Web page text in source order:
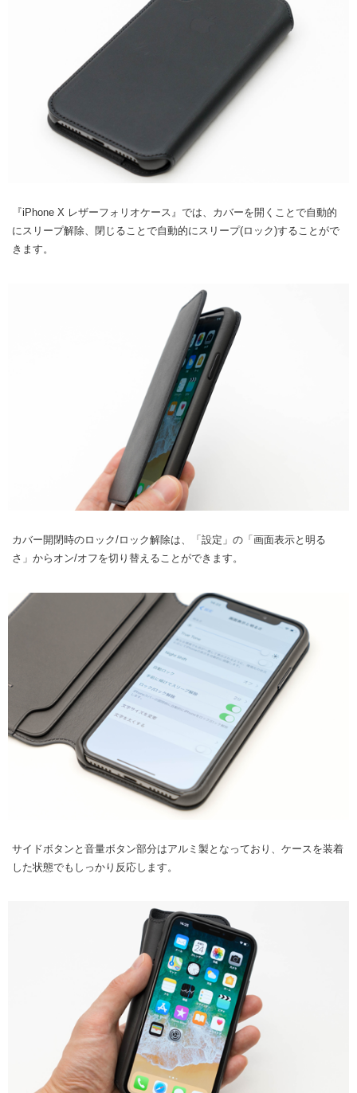
『iPhone X レザーフォリオケース』では、カバーを開くことで自動的
にスリープ解除、閉じることで自動的にスリープ(ロック)することがで
きます。
カバー開閉時のロック/ロック解除は、「設定」の「画面表示と明る
さ」からオン/オフを切り替えることができます。
サイドボタンと音量ボタン部分はアルミ製となっており、ケースを装着
した状態でもしっかり反応します。